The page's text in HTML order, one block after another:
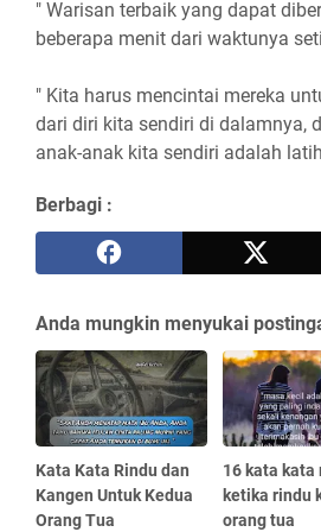
" Warisan terbaik yang dapat
beberapa menit dari waktunya
" Kita harus mencintai mereka
dari diri kita sendiri di dalamnya,
anak-anak kita sendiri adalah
Berbagi :
Anda mungkin menyukai
Kata Kata Rindu dan
Kangen Untuk Kedua
Orang Tua
16 kata kata
ketika rindu
orang tua